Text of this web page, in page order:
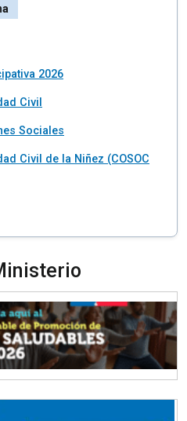
2026
Civil
Sociales
Civil de la Niñez (COSOC